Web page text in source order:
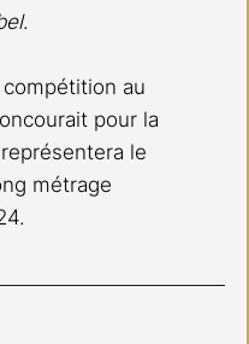
.
au
pour la
le
métrage